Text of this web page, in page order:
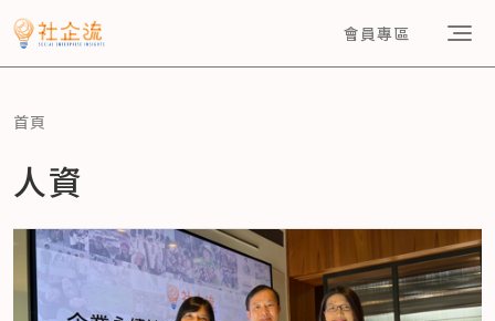
會員專區
首頁
人資